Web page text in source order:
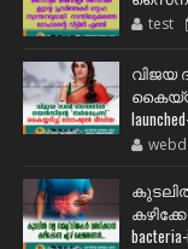
test
വിജയ